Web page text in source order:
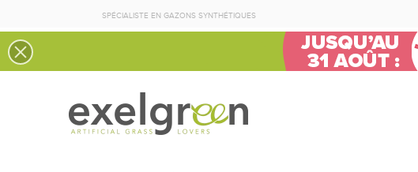
SPÉCIALISTE EN GAZONS SYNTHÉTIQUES